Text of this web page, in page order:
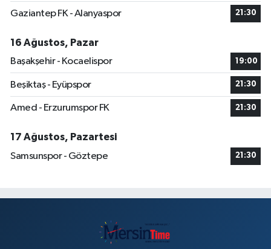
Gaziantep FK - Alanyaspor 21:30
16 Ağustos, Pazar
Başakşehir - Kocaelispor
19:00
Beşiktaş - Eyüpspor 21:30
Amed - Erzurumspor FK 21:30
17 Ağustos, Pazartesi
Samsunspor - Göztepe
21:30